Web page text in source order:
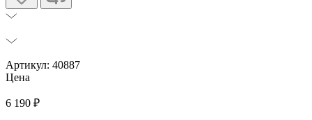
Артикул: 40887
Цена
6 190 ₽